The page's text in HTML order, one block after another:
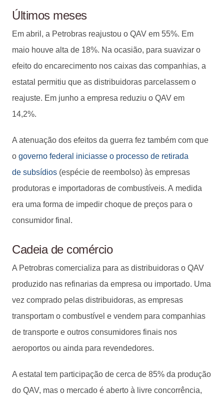
Últimos meses
Em abril, a Petrobras reajustou o QAV em 55%. Em
maio houve alta de 18%. Na ocasião, para suavizar o
efeito do encarecimento nos caixas das companhias, a
estatal permitiu que as distribuidoras parcelassem o
reajuste. Em junho a empresa reduziu o QAV em
14,2%.
A atenuação dos efeitos da guerra fez também com que
o governo federal iniciasse o processo de retirada
de subsídios (espécie de reembolso) às empresas
produtoras e importadoras de combustíveis. A medida
era uma forma de impedir choque de preços para o
consumidor final.
Cadeia de comércio
A Petrobras comercializa para as distribuidoras o QAV
produzido nas refinarias da empresa ou importado. Uma
vez comprado pelas distribuidoras, as empresas
transportam o combustível e vendem para companhias
de transporte e outros consumidores finais nos
aeroportos ou ainda para revendedores.
A estatal tem participação de cerca de 85% da produção
do QAV, mas o mercado é aberto à livre concorrência,